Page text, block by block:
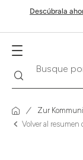
Descúbrala
Busque
Zur
Volver al resumen